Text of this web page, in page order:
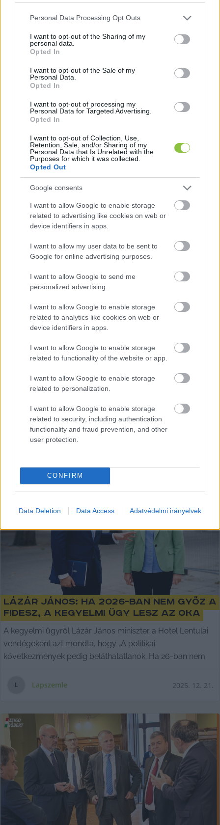
Please note that this website/app uses one or more Google
not limited to your visit or usage behaviour. You may click to
grant or deny consent to Google and its third-party tags to
use your data for below specified purposes in below Google
consent section.
Personal Data Processing Opt Outs
I want to opt-out of the Sharing of my
personal data.
Opted In
I want to opt-out of the Sale of my
Personal Data.
Opted In
I want to opt-out of processing my
Personal Data for Targeted Advertising.
Opted In
I want to opt-out of Collection, Use,
Retention, Sale, and/or Sharing of my
Personal Data that Is Unrelated with the
Purposes for which it was collected.
Opted Out
Google consents
I want to allow Google to enable storage
related to advertising like cookies on web or
device identifiers in apps.
I want to allow my user data to be sent to
Google for online advertising purposes.
I want to allow Google to send me
personalized advertising.
I want to allow Google to enable storage
related to analytics like cookies on web or
device identifiers in apps.
I want to allow Google to enable storage
related to functionality of the website or app.
I want to allow Google to enable storage
related to personalization.
I want to allow Google to enable storage
related to security, including authentication
functionality and fraud prevention, and other
user protection.
CONFIRM
Data Deletion Data Access Adatvédelmi irányelvek
Lépj be a beszélgetéshez és hogy jobban megismerjük
egymást.
BELÉPÉS
A Kecskeméti Járási Hivatal fideszes
szabadságra ment, hogy ne legyen
összeférhetetlen a jelöltséggel
Januártól fizetés nélküli szabadságát tölti a Kecskeméti
Járási Hivatal vezetője, Cseh Tamás, aki a Fidesz–KDNP
Falusi Norbert
Lázár János: ha 2026-ban nem győz a
Fidesz, a kegyelmi ügy lesz az oka
A kegyelmi ügyről Lázár János miniszter a Hotel Lentulai
vendégeként azt mondta, hogy „A politikai
következmények pedig beláthatatlanok. Ha 26-ban nem
L Lapszemle 2025. 12. 21.